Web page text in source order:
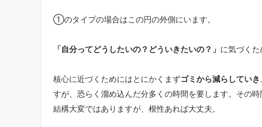
①のタイプの場合はこの円の外側にいます。
「自分ってどうしたいの？どういきたいの？」 に気づくた
核心に近づくためにはとにかくまずゴミから減らしていき
すが、恐らく溜め込んだ分多くの時間を要します。その
結構大変ではありますが、根性あれば大丈夫。